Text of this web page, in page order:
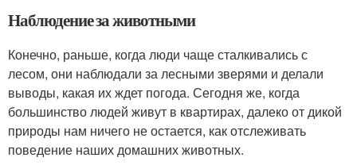
Наблюдение за животными
Конечно, раньше, когда люди чаще сталкивались с
лесом, они наблюдали за лесными зверями и делали
выводы, какая их ждет погода. Сегодня же, когда
большинство людей живут в квартирах, далеко от дикой
природы нам ничего не остается, как отслеживать
поведение наших домашних животных.